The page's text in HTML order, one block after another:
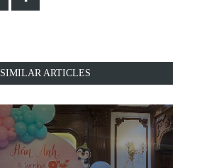
SIMILAR ARTICLES